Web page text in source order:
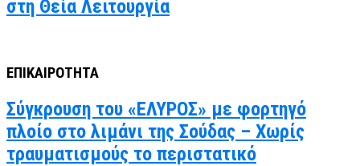
στη Θεία Λειτουργία
ΕΠΙΚΑΙΡΟΤΗΤΑ
Σύγκρουση του «ΕΛΥΡΟΣ» με φορτηγό
πλοίο στο λιμάνι της Σούδας – Χωρίς
τραυματισμούς το περιστατικό